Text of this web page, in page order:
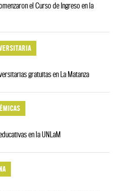
el Curso de Ingreso en la
gratuitas en La Matanza
en la UNLaM